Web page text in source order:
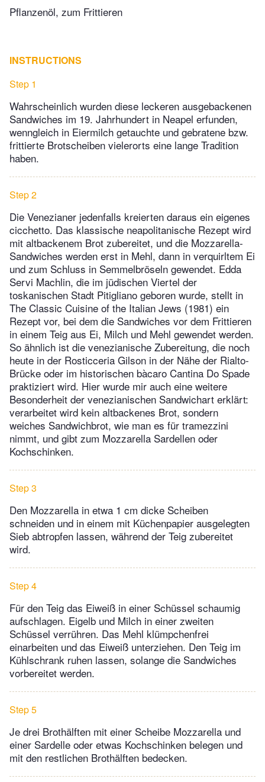
Pflanzenöl, zum Frittieren
INSTRUCTIONS
Step 1
Wahrscheinlich wurden diese leckeren ausgebackenen
Sandwiches im 19. Jahrhundert in Neapel erfunden,
wenngleich in Eiermilch getauchte und gebratene bzw.
frittierte Brotscheiben vielerorts eine lange Tradition
haben.
Step 2
Die Venezianer jedenfalls kreierten daraus ein eigenes
cicchetto. Das klassische neapolitanische Rezept wird
mit altbackenem Brot zubereitet, und die Mozzarella-
Sandwiches werden erst in Mehl, dann in verquirltem Ei
und zum Schluss in Semmelbröseln gewendet. Edda
Servi Machlin, die im jüdischen Viertel der
toskanischen Stadt Pitigliano geboren wurde, stellt in
The Classic Cuisine of the Italian Jews (1981) ein
Rezept vor, bei dem die Sandwiches vor dem Frittieren
in einem Teig aus Ei, Milch und Mehl gewendet werden.
So ähnlich ist die venezianische Zubereitung, die noch
heute in der Rosticceria Gilson in der Nähe der Rialto-
Brücke oder im historischen bàcaro Cantina Do Spade
praktiziert wird. Hier wurde mir auch eine weitere
Besonderheit der venezianischen Sandwichart erklärt:
verarbeitet wird kein altbackenes Brot, sondern
weiches Sandwichbrot, wie man es für tramezzini
nimmt, und gibt zum Mozzarella Sardellen oder
Kochschinken.
Step 3
Den Mozzarella in etwa 1 cm dicke Scheiben
schneiden und in einem mit Küchenpapier ausgelegten
Sieb abtropfen lassen, während der Teig zubereitet
wird.
Step 4
Für den Teig das Eiweiß in einer Schüssel schaumig
aufschlagen. Eigelb und Milch in einer zweiten
Schüssel verrühren. Das Mehl klümpchenfrei
einarbeiten und das Eiweiß unterziehen. Den Teig im
Kühlschrank ruhen lassen, solange die Sandwiches
vorbereitet werden.
Step 5
Je drei Brothälften mit einer Scheibe Mozzarella und
einer Sardelle oder etwas Kochschinken belegen und
mit den restlichen Brothälften bedecken.